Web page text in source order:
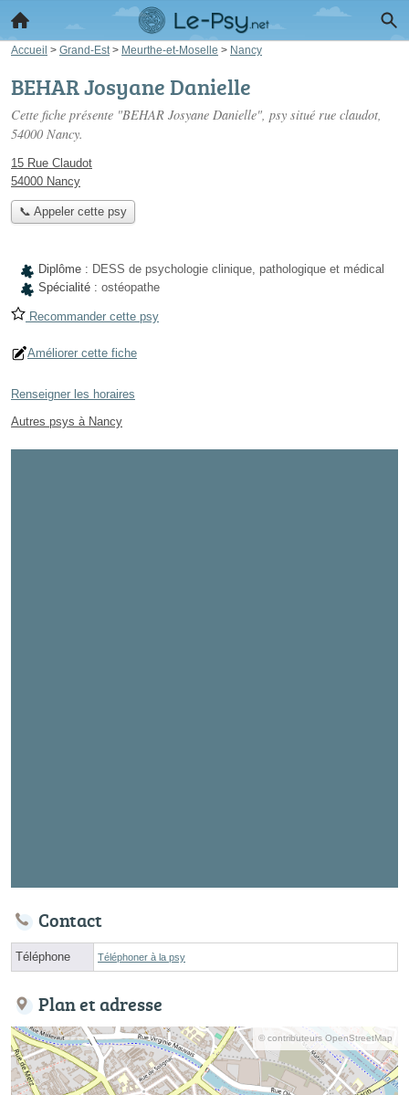
Accueil > Grand-Est > Meurthe-et-Moselle > Nancy
BEHAR Josyane Danielle
Cette fiche présente "BEHAR Josyane Danielle", psy situé rue claudot,
54000 Nancy.
15 Rue Claudot
54000 Nancy
📞 Appeler cette psy
Diplôme : DESS de psychologie clinique, pathologique et médical
Spécialité : ostéopathe
Recommander cette psy
Améliorer cette fiche
Renseigner les horaires
Autres psys à Nancy
Contact
Téléphone Téléphoner à la psy
Plan et adresse
© contributeurs OpenStreetMap